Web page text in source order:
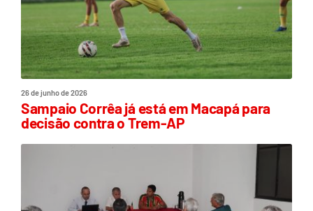
26 de junho de 2026
Sampaio Corrêa já está em Macapá para
decisão contra o Trem-AP